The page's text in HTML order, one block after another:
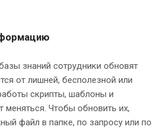
знаний сотрудники обновят
от лишней, бесполезной или
скрипты, шаблоны и
меняться. Чтобы обновить их,
файл в папке, по запросу или по